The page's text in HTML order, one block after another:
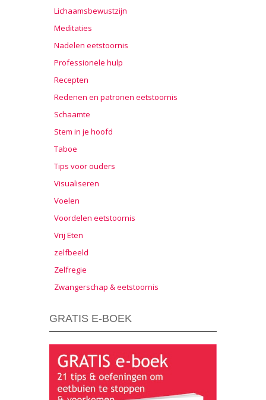
Lichaamsbewustzijn
Meditaties
Nadelen eetstoornis
Professionele hulp
Recepten
Redenen en patronen eetstoornis
Schaamte
Stem in je hoofd
Taboe
Tips voor ouders
Visualiseren
Voelen
Voordelen eetstoornis
Vrij Eten
zelfbeeld
Zelfregie
Zwangerschap & eetstoornis
GRATIS E-BOEK